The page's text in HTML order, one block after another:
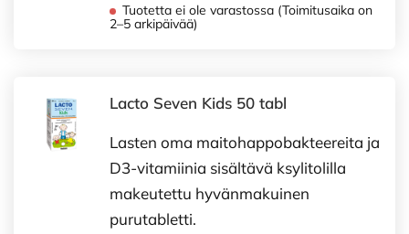
Tuotetta ei ole varastossa (Toimitusaika on
2–5 arkipäivää)
Lacto Seven Kids 50 tabl
Lasten oma maitohappobakteereita ja
D3-vitamiinia sisältävä ksylitolilla
makeutettu hyvänmakuinen
purutabletti.